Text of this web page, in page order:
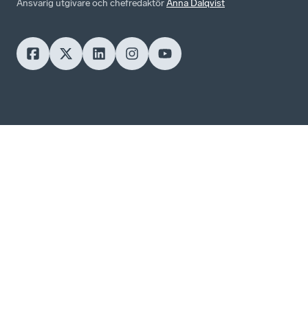
Ansvarig utgivare och chefredaktörAnna Dalqvist